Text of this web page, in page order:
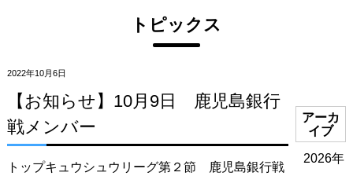
トピックス
2022年10月6日
【お知らせ】10月9日 鹿児島銀行
戦メンバー
トップキュウシュウリーグ第２節 鹿児島銀行戦
アーカ
イブ
2026年